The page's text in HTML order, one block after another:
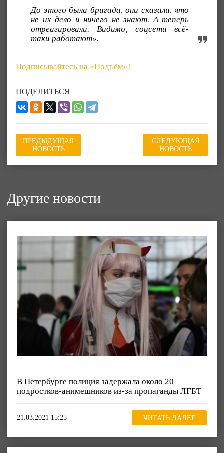
До этого была бригада, они сказали, что
не их дело и ничего не знают. А теперь
отреагировали. Видимо, соцсети всё-
таки работают».
Подписывайтесь на «Подъём»!
ПОДЕЛИТЬСЯ
ПРЕДЫДУЩАЯ
НОВОСТЬ
СЛЕДУЮЩАЯ
НОВОСТЬ
Другие новости
В Петербурге полиция задержала около 20
подростков-анимешников из-за пропаганды ЛГБТ
21.03.2021 15:25 ЧИТАТЬ ДАЛЕЕ